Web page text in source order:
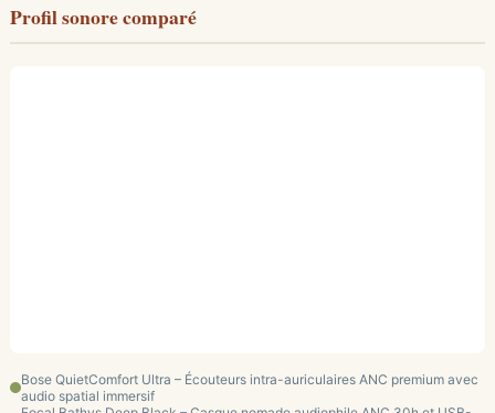
Profil sonore comparé
Bose QuietComfort Ultra – Écouteurs intra-auriculaires ANC premium avec
audio spatial immersif